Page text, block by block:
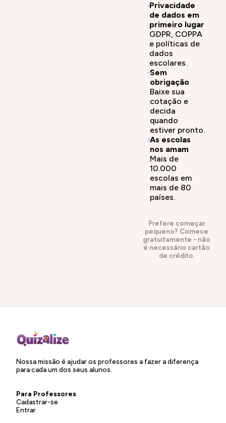
Privacidade
de dados em
primeiro lugar
GDPR, COPPA
e políticas de
dados
escolares.
Sem
obrigação
Baixe sua
cotação e
decida
quando
estiver pronto.
As escolas
nos amam
Mais de
10.000
escolas em
mais de 80
países.
Prefere começar
pequeno? Comece
gratuitamente - não
é necessário cartão
de crédito.
Nossa missão é ajudar os professores a fazer a diferença
para cada um dos seus alunos.
Para Professores
Cadastrar-se
Entrar